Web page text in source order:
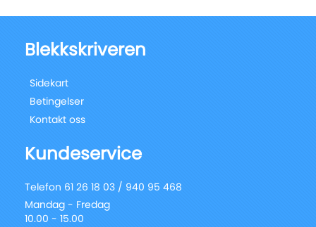
Blekkskriveren
Sidekart
Betingelser
Kontakt oss
Kundeservice
Telefon 61 26 18 03 / 940 95 468
Mandag - Fredag
10.00 - 15.00